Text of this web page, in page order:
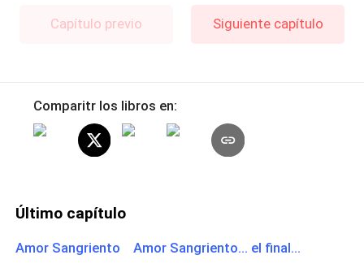
Capítulo previo Siguiente capítulo
Comparitr los libros en:
Último capítulo
Amor Sangriento Amor Sangriento... el final...